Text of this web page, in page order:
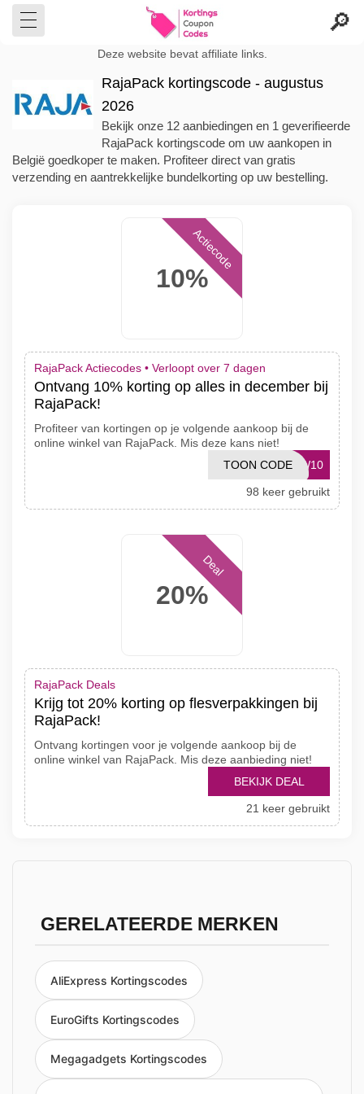
Deze website bevat affiliate links.
RajaPack kortingscode - augustus
2026
Bekijk onze 12 aanbiedingen en 1 geverifieerde
RajaPack kortingscode om uw aankopen in
België goedkoper te maken. Profiteer direct van gratis
verzending en aantrekkelijke bundelkorting op uw bestelling.
10%
Actiecode
RajaPack Actiecodes • Verloopt over 7 dagen
Ontvang 10% korting op alles in december bij
RajaPack!
Profiteer van kortingen op je volgende aankoop bij de
online winkel van RajaPack. Mis deze kans niet!
EW10
TOON CODE
98 keer gebruikt
20%
Deal
RajaPack Deals
Krijg tot 20% korting op flesverpakkingen bij
RajaPack!
Ontvang kortingen voor je volgende aankoop bij de
online winkel van RajaPack. Mis deze aanbieding niet!
BEKIJK DEAL
21 keer gebruikt
GERELATEERDE MERKEN
AliExpress Kortingscodes
EuroGifts Kortingscodes
Megagadgets Kortingscodes